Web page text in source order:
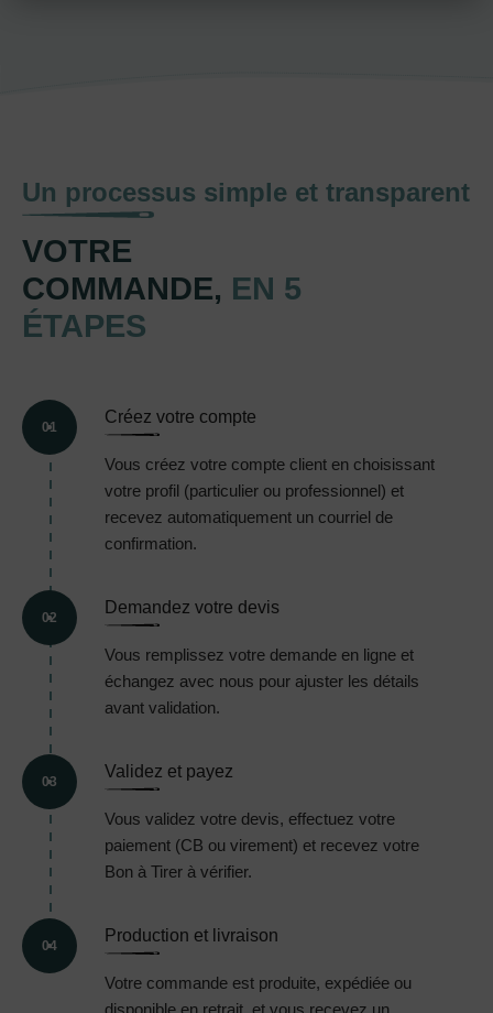
Un processus simple et transparent
VOTRE
COMMANDE, EN 5
ÉTAPES
01
Créez votre compte
Vous créez votre compte client en choisissant
votre profil (particulier ou professionnel) et
recevez automatiquement un courriel de
confirmation.
02
Demandez votre devis
Vous remplissez votre demande en ligne et
échangez avec nous pour ajuster les détails
avant validation.
03
Validez et payez
Vous validez votre devis, effectuez votre
paiement (CB ou virement) et recevez votre
Bon à Tirer à vérifier.
04
Production et livraison
Votre commande est produite, expédiée ou
disponible en retrait, et vous recevez un